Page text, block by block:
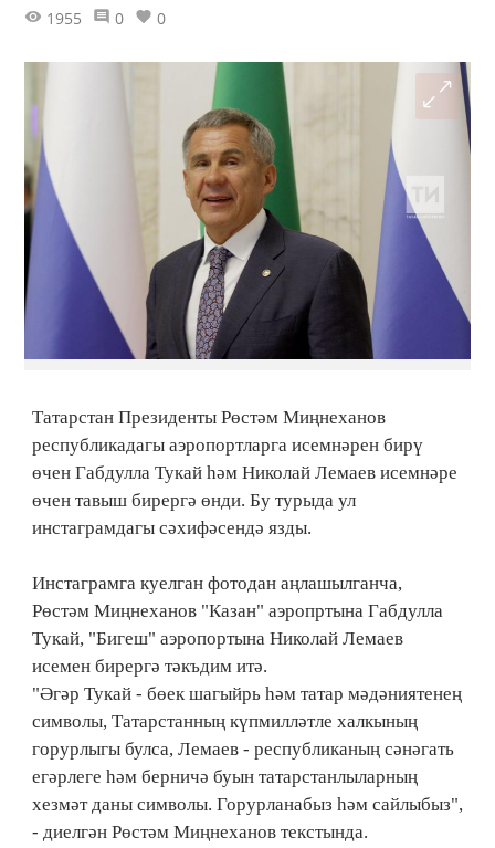
1955 0 0
Татарстан Президенты Рөстәм Миңнеханов
республикадагы аэропортларга исемнәрен бирү
өчен Габдулла Тукай һәм Николай Лемаев исемнәре
өчен тавыш бирергә өнди. Бу турыда ул
инстаграмдагы сәхифәсендә язды.
Инстаграмга куелган фотодан аңлашылганча,
Рөстәм Миңнеханов "Казан" аэропртына Габдулла
Тукай, "Бигеш" аэропортына Николай Лемаев
исемен бирергә тәкъдим итә.
"Әгәр Тукай - бөек шагыйрь һәм татар мәдәниятенең
символы, Татарстанның күпмилләтле халкының
горурлыгы булса, Лемаев - республиканың сәнәгать
егәрлеге һәм берничә буын татарстанлыларның
хезмәт даны символы. Горурланабыз һәм сайлыбыз",
- диелгән Рөстәм Миңнеханов текстында.